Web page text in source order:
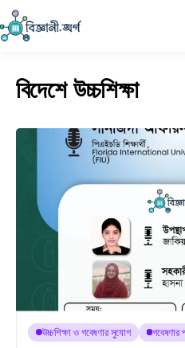
বিদেশে উচ্চশিক্ষা
উচ্চশিক্ষা ও গবেষণার সুযোগ গবেষণার